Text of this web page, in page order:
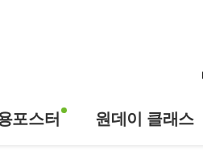
포스터 원데이 클래스